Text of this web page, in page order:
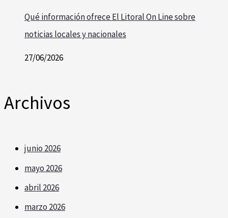
Qué información ofrece El Litoral On Line sobre
noticias locales y nacionales
27/06/2026
Archivos
junio 2026
mayo 2026
abril 2026
marzo 2026